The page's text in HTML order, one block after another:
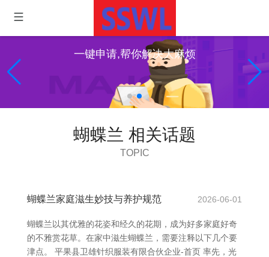
一键申请,帮你解决大麻烦
蝴蝶兰 相关话题
TOPIC
蝴蝶兰家庭滋生妙技与养护规范 2026-06-01
蝴蝶兰以其优雅的花姿和经久的花期，成为好多家庭好奇
的不雅赏花草。在家中滋生蝴蝶兰，需要注释以下几个要
津点。 平果县卫雄针织服装有限合伙企业-首页 率先，光